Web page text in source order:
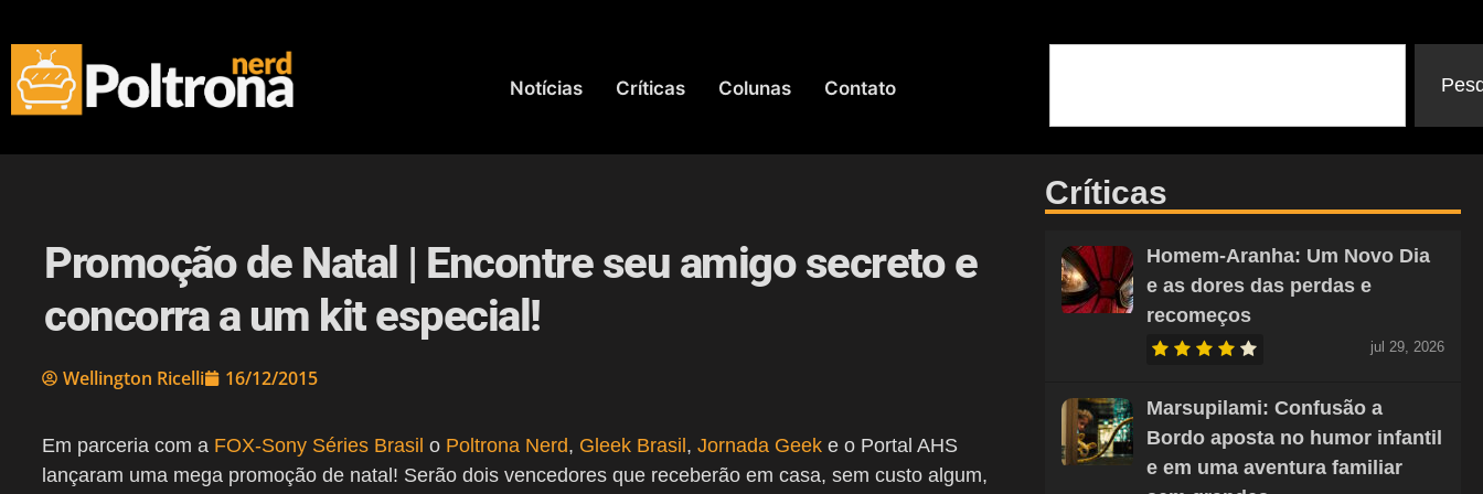
Notícias Críticas Colunas Contato
Promoção de Natal | Encontre seu amigo secreto e
concorra a um kit especial!
Wellington Ricelli 16/12/2015
Em parceria com a FOX-Sony Séries Brasil o Poltrona Nerd, Gleek Brasil , Jornada Geek e o Portal AHS
lançaram uma mega promoção de natal! Serão dois vencedores que receberão em casa, sem custo algum,
Críticas
Homem-Aranha: Um Novo Dia
e as dores das perdas e
recomeços
jul 29, 2026
Marsupilami: Confusão a
Bordo aposta no humor infantil
e em uma aventura familiar